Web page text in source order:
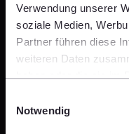
Verwendung unserer
soziale Medien,
Partner führen diese
weiteren Daten
haben oder die sie im
Notwendig
Energieeffizienz bei
hocheffizienter,
von Ökostrom. Am
Einsatz.